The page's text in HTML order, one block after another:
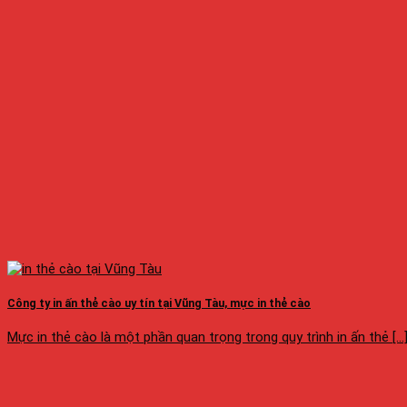
Công ty in ấn thẻ cào uy tín tại Vũng Tàu, mực in thẻ cào
Mực in thẻ cào là một phần quan trọng trong quy trình in ấn thẻ [...]